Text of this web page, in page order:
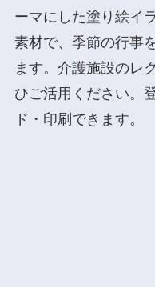
ーマにした塗り絵イ
素材で、季節の行事
ます。介護施設のレ
ひご活用ください。
ド・印刷できます。